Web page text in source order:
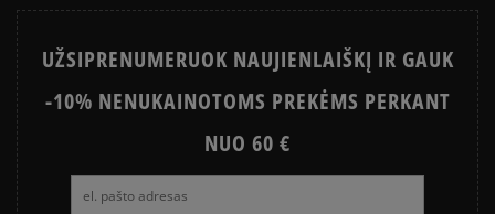
UŽSIPRENUMERUOK NAUJIENLAIŠKĮ IR GAUK
-10% NENUKAINOTOMS PREKĖMS PERKANT
NUO 60 €